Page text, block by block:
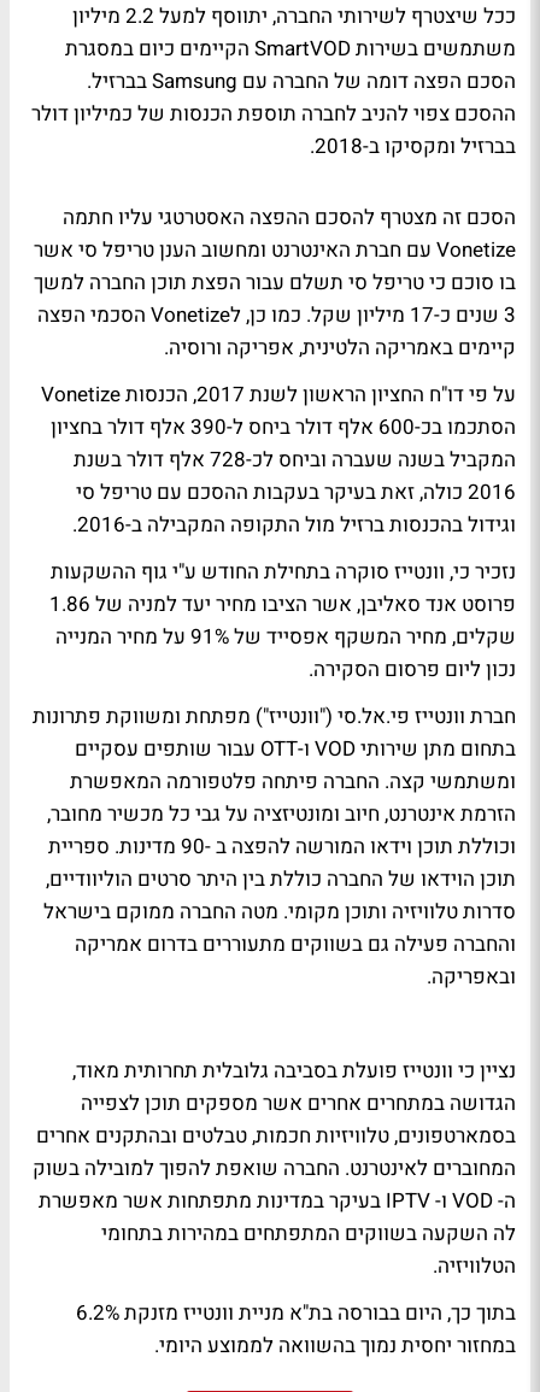
ככל שיצטרף לשירותי החברה, יתווסף למעל 2.2 מיליון
משתמשים בשירות SmartVOD הקיימים כיום במסגרת
הסכם הפצה דומה של החברה עם Samsung בברזיל.
ההסכם צפוי להניב לחברה תוספת הכנסות של כמיליון דולר
בברזיל ומקסיקו ב-2018.
הסכם זה מצטרף להסכם ההפצה האסטרטגי עליו חתמה
Vonetize עם חברת האינטרנט ומחשוב הענן טריפל סי אשר
בו סוכם כי טריפל סי תשלם עבור הפצת תוכן החברה למשך
3 שנים כ-17 מיליון שקל. כמו כן, לVonetize הסכמי הפצה
קיימים באמריקה הלטינית, אפריקה ורוסיה.
על פי דו"ח החציון הראשון לשנת 2017, הכנסות Vonetize
הסתכמו בכ-600 אלף דולר ביחס ל-390 אלף דולר בחציון
המקביל בשנה שעברה וביחס לכ-728 אלף דולר בשנת
2016 כולה, זאת בעיקר בעקבות ההסכם עם טריפל סי
וגידול בהכנסות ברזיל מול התקופה המקבילה ב-2016.
נזכיר כי, וונטייז סוקרה בתחילת החודש ע"י גוף ההשקעות
פרוסט אנד סאליבן, אשר הציבו מחיר יעד למניה של 1.86
שקלים, מחיר המשקף אפסייד של 91% על מחיר המנייה
נכון ליום פרסום הסקירה.
חברת וונטייז פי.אל.סי ("וונטייז") מפתחת ומשווקת פתרונות
בתחום מתן שירותי VOD ו-OTT עבור שותפים עסקיים
ומשתמשי קצה. החברה פיתחה פלטפורמה המאפשרת
הזרמת אינטרנט, חיוב ומונטיזציה על גבי כל מכשיר מחובר,
וכוללת תוכן וידאו המורשה להפצה ב -90 מדינות. ספריית
תוכן הוידאו של החברה כוללת בין היתר סרטים הוליוודיים,
סדרות טלוויזיה ותוכן מקומי. מטה החברה ממוקם בישראל
והחברה פעילה גם בשווקים מתעוררים בדרום אמריקה
ובאפריקה.
נציין כי וונטייז פועלת בסביבה גלובלית תחרותית מאוד,
הגדושה במתחרים אחרים אשר מספקים תוכן לצפייה
בסמארטפונים, טלוויזיות חכמות, טבלטים ובהתקנים אחרים
המחוברים לאינטרנט. החברה שואפת להפוך למובילה בשוק
ה- VOD ו- IPTV בעיקר במדינות מתפתחות אשר מאפשרת
לה השקעה בשווקים המתפתחים במהירות בתחומי
הטלוויזיה.
בתוך כך, היום בבורסה בת"א מניית וונטייז מזנקת 6.2%
במחזור יחסית נמוך בהשוואה לממוצע היומי.